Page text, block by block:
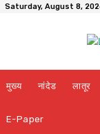
Saturday, August 8,
मुख्य नांदेड लातूर
E-Paper